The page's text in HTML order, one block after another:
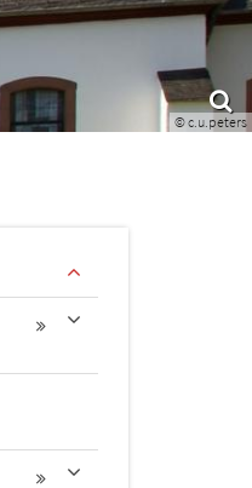
© c.u.peters